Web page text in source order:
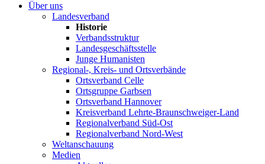
Über uns
Landesverband
Historie
Verbandsstruktur
Landesgeschäftsstelle
Junge Humanisten
Regional-, Kreis- und Ortsverbände
Ortsverband Celle
Ortsgruppe Garbsen
Ortsverband Hannover
Kreisverband Lehrte-Braunschweiger-Land
Regionalverband Süd-Ost
Regionalverband Nord-West
Weltanschauung
Medien